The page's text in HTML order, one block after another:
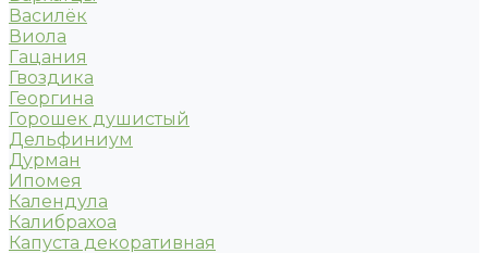
Василёк
Виола
Гацания
Гвоздика
Георгина
Горошек душистый
Дельфиниум
Дурман
Ипомея
Календула
Калибрахоа
Капуста декоративная